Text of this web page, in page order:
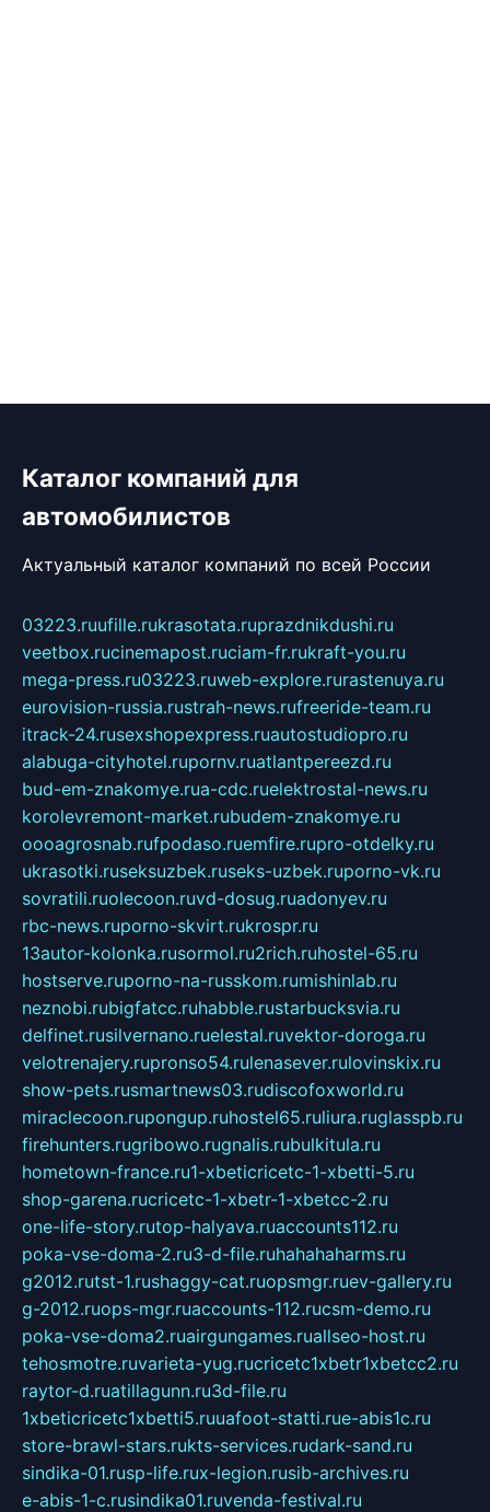
Каталог компаний для
автомобилистов
Актуальный каталог компаний по всей России
03223.ruufille.rukrasotata.ruprazdnikdushi.ru
veetbox.rucinemapost.ruciam-fr.rukraft-you.ru
mega-press.ru03223.ruweb-explore.rurastenuya.ru
eurovision-russia.rustrah-news.rufreeride-team.ru
itrack-24.rusexshopexpress.ruautostudiopro.ru
alabuga-cityhotel.rupornv.ruatlantpereezd.ru
bud-em-znakomye.rua-cdc.ruelektrostal-news.ru
korolevremont-market.rubudem-znakomye.ru
oooagrosnab.rufpodaso.ruemfire.rupro-otdelky.ru
ukrasotki.ruseksuzbek.ruseks-uzbek.ruporno-vk.ru
sovratili.ruolecoon.ruvd-dosug.ruadonyev.ru
rbc-news.ruporno-skvirt.rukrospr.ru
13autor-kolonka.rusormol.ru2rich.ruhostel-65.ru
hostserve.ruporno-na-russkom.rumishinlab.ru
neznobi.rubigfatcc.ruhabble.rustarbucksvia.ru
delfinet.rusilvernano.ruelestal.ruvektor-doroga.ru
velotrenajery.rupronso54.rulenasever.rulovinskix.ru
show-pets.rusmartnews03.rudiscofoxworld.ru
miraclecoon.rupongup.ruhostel65.ruliura.ruglasspb.ru
firehunters.rugribowo.rugnalis.rubulkitula.ru
hometown-france.ru1-xbeticricetc-1-xbetti-5.ru
shop-garena.rucricetc-1-xbetr-1-xbetcc-2.ru
one-life-story.rutop-halyava.ruaccounts112.ru
poka-vse-doma-2.ru3-d-file.ruhahahaharms.ru
g2012.rutst-1.rushaggy-cat.ruopsmgr.ruev-gallery.ru
g-2012.ruops-mgr.ruaccounts-112.rucsm-demo.ru
poka-vse-doma2.ruairgungames.ruallseo-host.ru
tehosmotre.ruvarieta-yug.rucricetc1xbetr1xbetcc2.ru
raytor-d.ruatillagunn.ru3d-file.ru
1xbeticricetc1xbetti5.ruuafoot-statti.rue-abis1c.ru
store-brawl-stars.rukts-services.rudark-sand.ru
sindika-01.rusp-life.rux-legion.rusib-archives.ru
e-abis-1-c.rusindika01.ruvenda-festival.ru